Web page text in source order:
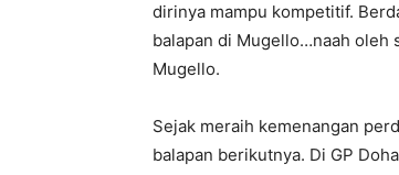
dirinya mampu kompetitif.
balapan di Mugello…naah oleh
Mugello.
Sejak meraih kemenangan
balapan berikutnya. Di GP